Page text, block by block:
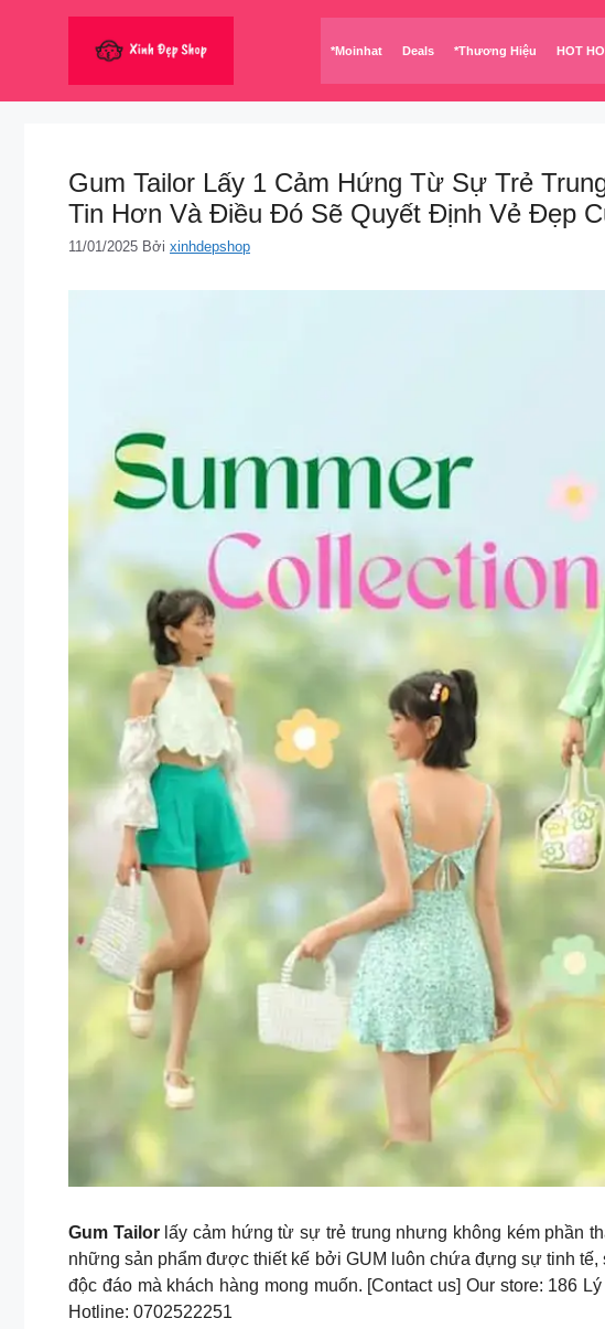
*Moinhat Deals *Thương Hiệu HOT
Gum Tailor Lấy 1 Cảm Hứng Từ Sự Trẻ
Tin Hơn Và Điều Đó Sẽ Quyết Định Vẻ Đẹp
11/01/2025 Bởi xinhdepshop
Gum Tailorlấy cảm hứng từ sự trẻ trung nhưng không kém phần
những sản phẩm được thiết kế bởi GUM luôn chứa đựng sự tinh
độc đáo mà khách hàng mong muốn. [Contact us] Our store: 186
Hotline: 0702522251